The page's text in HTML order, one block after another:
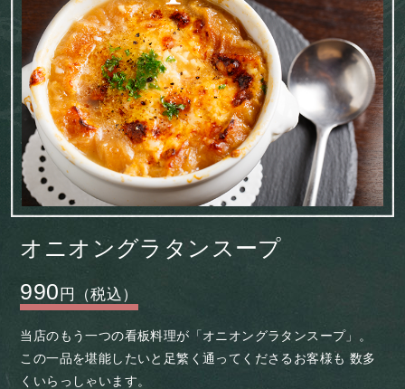
オニオングラタンスープ
990 円（税込）
当店のもう一つの看板料理が「オニオングラタンスープ」。
この一品を堪能したいと足繁く通ってくださるお客様も 数多
くいらっしゃいます。